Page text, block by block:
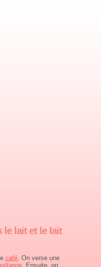
le lait et le lait
café. On verse une
. Ensuite, on